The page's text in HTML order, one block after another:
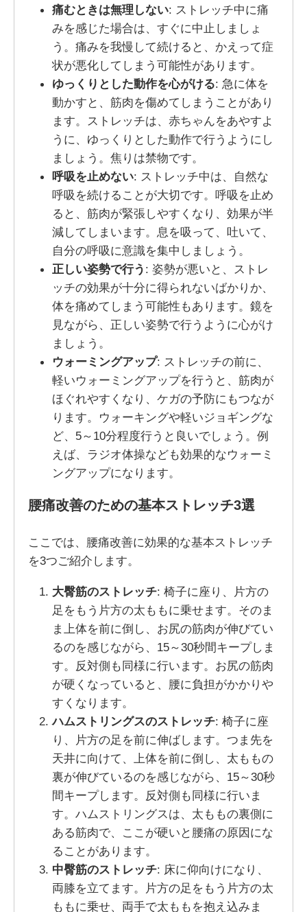
痛むときは無理しない: ストレッチ中に痛
みを感じた場合は、すぐに中止しましょ
う。痛みを我慢して続けると、かえって症
状が悪化してしまう可能性があります。
ゆっくりとした動作を心がける: 急に体を
動かすと、筋肉を傷めてしまうことがあり
ます。ストレッチは、赤ちゃんをあやすよ
うに、ゆっくりとした動作で行うようにし
ましょう。焦りは禁物です。
呼吸を止めない: ストレッチ中は、自然な
呼吸を続けることが大切です。呼吸を止め
ると、筋肉が緊張しやすくなり、効果が半
減してしまいます。息を吸って、吐いて、
自分の呼吸に意識を集中しましょう。
正しい姿勢で行う : 姿勢が悪いと、ストレ
ッチの効果が十分に得られないばかりか、
体を痛めてしまう可能性もあります。鏡を
見ながら、正しい姿勢で行うように心がけ
ましょう。
ウォーミングアップ: ストレッチの前に、
軽いウォーミングアップを行うと、筋肉が
ほぐれやすくなり、ケガの予防にもつなが
ります。ウォーキングや軽いジョギングな
ど、5～10分程度行うと良いでしょう。例
えば、ラジオ体操なども効果的なウォーミ
ングアップになります。
腰痛改善のための基本ストレッチ3選
ここでは、腰痛改善に効果的な基本ストレッチ
を3つご紹介します。
大臀筋のストレッチ: 椅子に座り、片方の
足をもう片方の太ももに乗せます。そのま
ま上体を前に倒し、お尻の筋肉が伸びてい
るのを感じながら、15～30秒間キープしま
す。反対側も同様に行います。お尻の筋肉
が硬くなっていると、腰に負担がかかりや
すくなります。
ハムストリングスのストレッチ: 椅子に座
り、片方の足を前に伸ばします。つま先を
天井に向けて、上体を前に倒し、太ももの
裏が伸びているのを感じながら、15～30秒
間キープします。反対側も同様に行いま
す。ハムストリングスは、太ももの裏側に
ある筋肉で、ここが硬いと腰痛の原因にな
ることがあります。
中臀筋のストレッチ: 床に仰向けになり、
両膝を立てます。片方の足をもう片方の太
ももに乗せ、両手で太ももを抱え込みま